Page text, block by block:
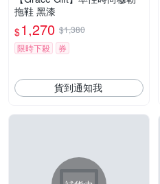
拖鞋 黑漆
$1,270 $1,380
限時下殺
券
貨到通知我